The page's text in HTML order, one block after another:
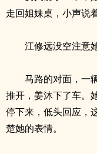
走回姐妹桌，小声说
江修远没空注意
马路的对面，一
推开，姜沐下了车。
停下来，低头回应，
楚她的表情。